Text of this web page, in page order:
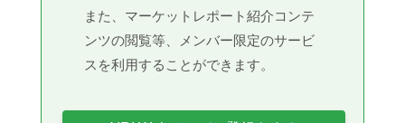
また、マーケットレポート紹介コンテ
ンツの閲覧等、メンバー限定のサービ
スを利用することができます。